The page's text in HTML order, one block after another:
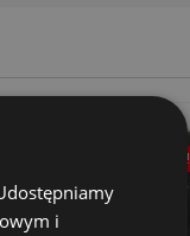
Wyprzedaż!
i